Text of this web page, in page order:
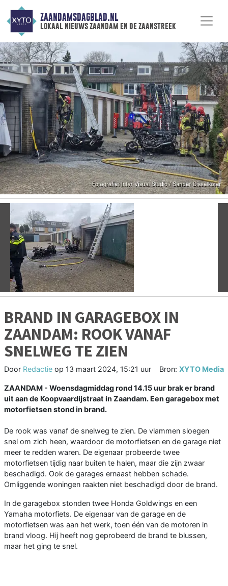
ZAANDAMSDAGBLAD.NL
lokaal nieuws zaandam en de zaanstreek
Vorige
BRAND IN GARAGEBOX IN
ZAANDAM: ROOK VANAF
SNELWEG TE ZIEN
Door Redactie op 13 maart 2024, 15:21 uur Bron: XYTO Media
ZAANDAM - Woensdagmiddag rond 14.15 uur brak er brand
uit aan de Koopvaardijstraat in Zaandam. Een garagebox met
motorfietsen stond in brand.
De rook was vanaf de snelweg te zien. De vlammen sloegen
snel om zich heen, waardoor de motorfietsen en de garage niet
meer te redden waren. De eigenaar probeerde twee
motorfietsen tijdig naar buiten te halen, maar die zijn zwaar
beschadigd. Ook de garages ernaast hebben schade.
Omliggende woningen raakten niet beschadigd door de brand.
In de garagebox stonden twee Honda Goldwings en een
Yamaha motorfiets. De eigenaar van de garage en de
motorfietsen was aan het werk, toen één van de motoren in
brand vloog. Hij heeft nog geprobeerd de brand te blussen,
maar het ging te snel.